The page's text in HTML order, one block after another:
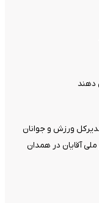
دهند
ورزش و جوانان
آقایان در همدان